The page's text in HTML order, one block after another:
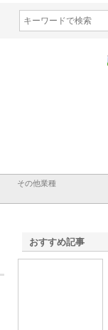
その他業種
おすすめ記事